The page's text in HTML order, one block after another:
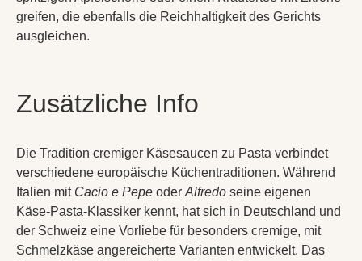
greifen, die ebenfalls die Reichhaltigkeit des Gerichts
ausgleichen.
Zusätzliche Info
Die Tradition cremiger Käsesaucen zu Pasta verbindet
verschiedene europäische Küchentraditionen. Während
Italien mit Cacio e Pepe oder Alfredo seine eigenen
Käse-Pasta-Klassiker kennt, hat sich in Deutschland und
der Schweiz eine Vorliebe für besonders cremige, mit
Schmelzkäse angereicherte Varianten entwickelt. Das